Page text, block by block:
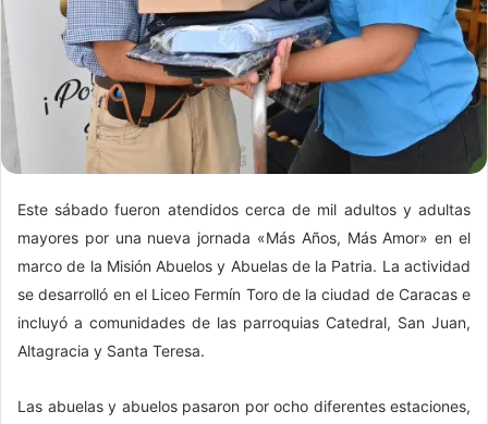
Este sábado fueron atendidos cerca de mil adultos y adultas
mayores por una nueva jornada «Más Años, Más Amor» en el
marco de la Misión Abuelos y Abuelas de la Patria. La actividad
se desarrolló en el Liceo Fermín Toro de la ciudad de Caracas e
incluyó a comunidades de las parroquias Catedral, San Juan,
Altagracia y Santa Teresa.
Las abuelas y abuelos pasaron por ocho diferentes estaciones,